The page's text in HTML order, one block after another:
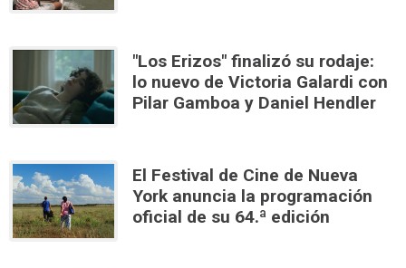
"Los Erizos" finalizó su rodaje:
lo nuevo de Victoria Galardi con
Pilar Gamboa y Daniel Hendler
El Festival de Cine de Nueva
York anuncia la programación
oficial de su 64.ª edición